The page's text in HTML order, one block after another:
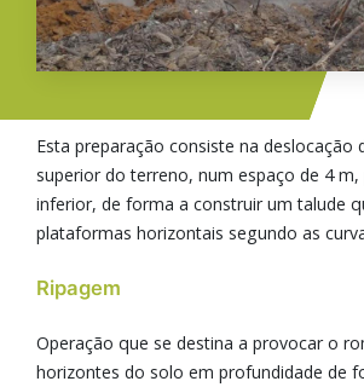
Esta preparação consiste na deslocação
superior do terreno, num espaço de 4 m,
inferior, de forma a construir um talude
plataformas horizontais segundo as
Ripagem
Operação que se destina a provocar o
horizontes do solo em profundidade de